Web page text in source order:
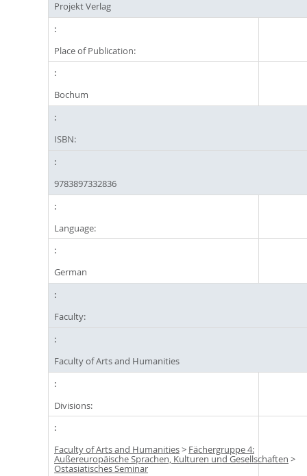
Projekt Verlag
Place of Publication:
Bochum
ISBN:
9783897332836
Language:
German
Faculty:
Faculty of Arts and Humanities
Divisions:
Faculty of Arts and Humanities> Fächergruppe 4:
Außereuropäische Sprachen, Kulturen und Gesellschaften >
Ostasiatisches Seminar